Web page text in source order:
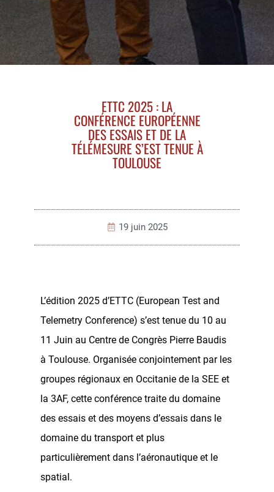
ETTC 2025 : LA
CONFÉRENCE EUROPÉENNE
DES ESSAIS ET DE LA
TÉLÉMESURE S’EST TENUE À
TOULOUSE
19 juin 2025
L’édition 2025 d’ETTC (European Test and
Telemetry Conference) s’est tenue du 10 au
11 Juin au Centre de Congrès Pierre Baudis
à Toulouse. Organisée conjointement par les
groupes régionaux en Occitanie de la SEE et
la 3AF, cette conférence traite du domaine
des essais et des moyens d’essais dans le
domaine du transport et plus
particulièrement dans l’aéronautique et le
spatial.